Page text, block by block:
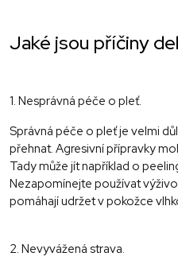
Jaké jsou příčiny
1. Nesprávná péče o pleť.
Správná péče o pleť je velmi
přehnat. Agresivní přípravky
Tady může jít například o
Nezapomínejte používat
pomáhají udržet v pokožce
2. Nevyvážená strava.